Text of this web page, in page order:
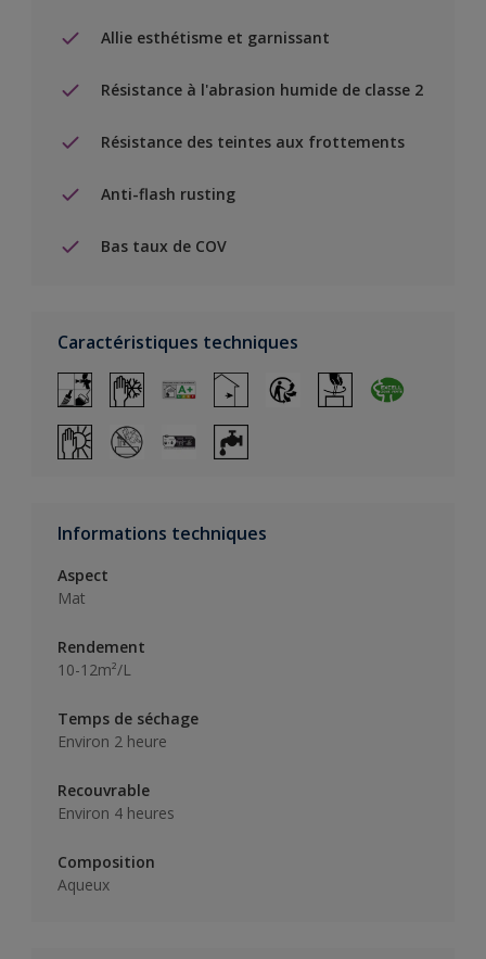
Allie esthétisme et garnissant
Résistance à l'abrasion humide de classe 2
Résistance des teintes aux frottements
Anti-flash rusting
Bas taux de COV
Caractéristiques techniques
Informations techniques
Aspect
Mat
Rendement
10-12m²/L
Temps de séchage
Environ 2 heure
Recouvrable
Environ 4 heures
Composition
Aqueux